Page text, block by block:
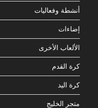
أنشطة وفعاليات
إضاءات
الألعاب الأخرى
كرة القدم
كرة اليد
متجر الخليج